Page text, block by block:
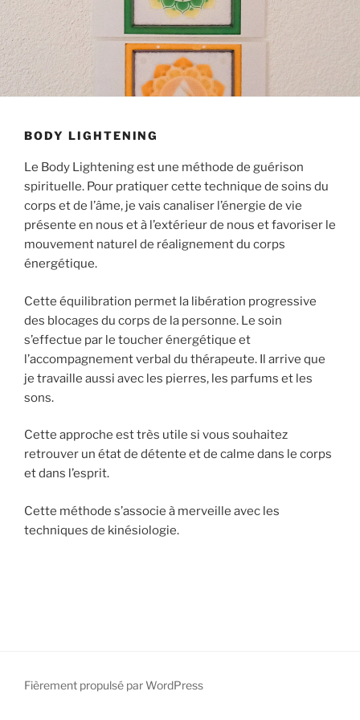
BODY LIGHTENING
Le Body Lightening est une méthode de guérison
spirituelle. Pour pratiquer cette technique de soins du
corps et de l’âme, je vais canaliser l’énergie de vie
présente en nous et à l’extérieur de nous et favoriser le
mouvement naturel de réalignement du corps
énergétique.
Cette équilibration permet la libération progressive
des blocages du corps de la personne. Le soin
s’effectue par le toucher énergétique et
l’accompagnement verbal du thérapeute. Il arrive que
je travaille aussi avec les pierres, les parfums et les
sons.
Cette approche est très utile si vous souhaitez
retrouver un état de détente et de calme dans le corps
et dans l’esprit.
Cette méthode s’associe à merveille avec les
techniques de kinésiologie.
Fièrement propulsé par WordPress